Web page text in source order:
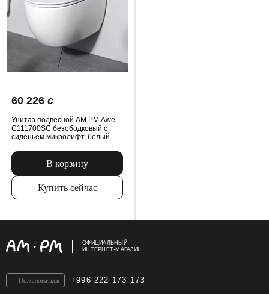
60 226 c
Унитаз подвесной AM.PM Awe
C111700SC безободковый с
сиденьем микролифт, белый
В корзину
Купить сейчас
ОФИЦИАЛЬНЫЙ
ИНТЕРНЕТ-МАГАЗИН
+996 222 173 173
Пожаловаться